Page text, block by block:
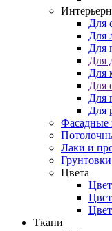
Для
Для
Для
Для
Для
Для
Для
Для
Фасадные
Лаки и
Грунтовки
Цвета
Ткани